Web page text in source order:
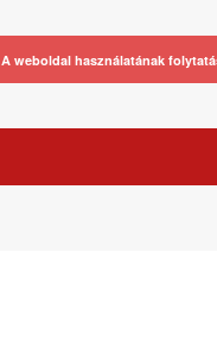
A weboldal használatának